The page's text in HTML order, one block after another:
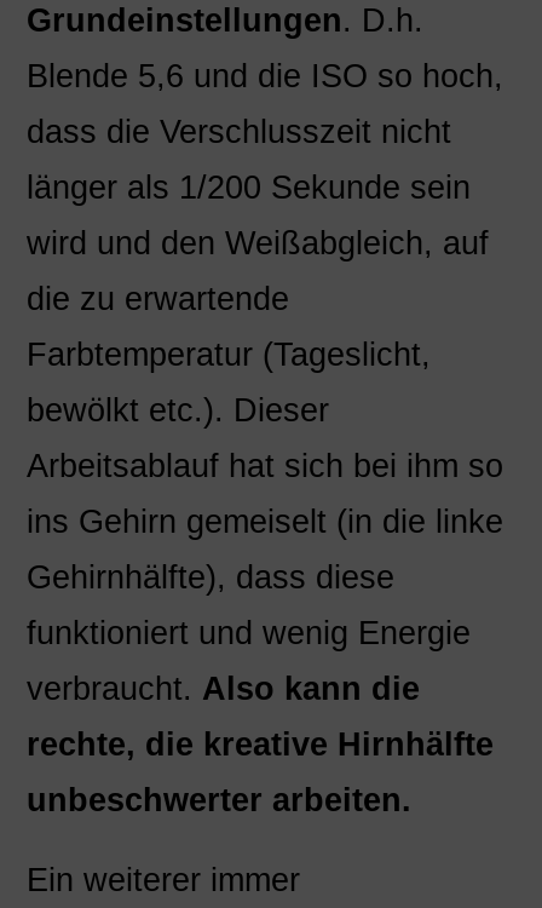
Grundeinstellungen. D.h.
Blende 5,6 und die ISO so hoch,
dass die Verschlusszeit nicht
länger als 1/200 Sekunde sein
wird und den Weißabgleich, auf
die zu erwartende
Farbtemperatur (Tageslicht,
bewölkt etc.). Dieser
Arbeitsablauf hat sich bei ihm so
ins Gehirn gemeiselt (in die linke
Gehirnhälfte), dass diese
funktioniert und wenig Energie
verbraucht. Also kann die
rechte, die kreative Hirnhälfte
unbeschwerter arbeiten.
Ein weiterer immer